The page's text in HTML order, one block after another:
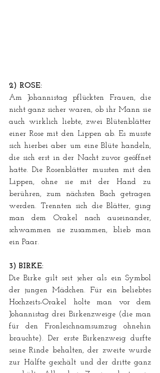
2) ROSE:
Am Johannistag pflückten Frauen, die
nicht ganz sicher waren, ob ihr Mann sie
auch wirklich liebte, zwei Blütenblätter
einer Rose mit den Lippen ab. Es musste
sich hierbei aber um eine Blüte handeln,
die sich erst in der Nacht zuvor geöffnet
hatte. Die Rosenblätter mussten mit den
Lippen, ohne sie mit der Hand zu
berühren, zum nächsten Bach getragen
werden. Trennten sich die Blätter, ging
man dem Orakel nach auseinander,
schwammen sie zusammen, blieb man
ein Paar.
3) BIRKE:
Die Birke gilt seit jeher als ein Symbol
der jungen Mädchen. Für ein beliebtes
Hochzeits-Orakel holte man vor dem
Johannistag drei Birkenzweige (die man
für den Fronleichnamsumzug ohnehin
brauchte). Der erste Birkenzweig durfte
seine Rinde behalten, der zweite wurde
zur Hälfte geschält und der dritte ganz